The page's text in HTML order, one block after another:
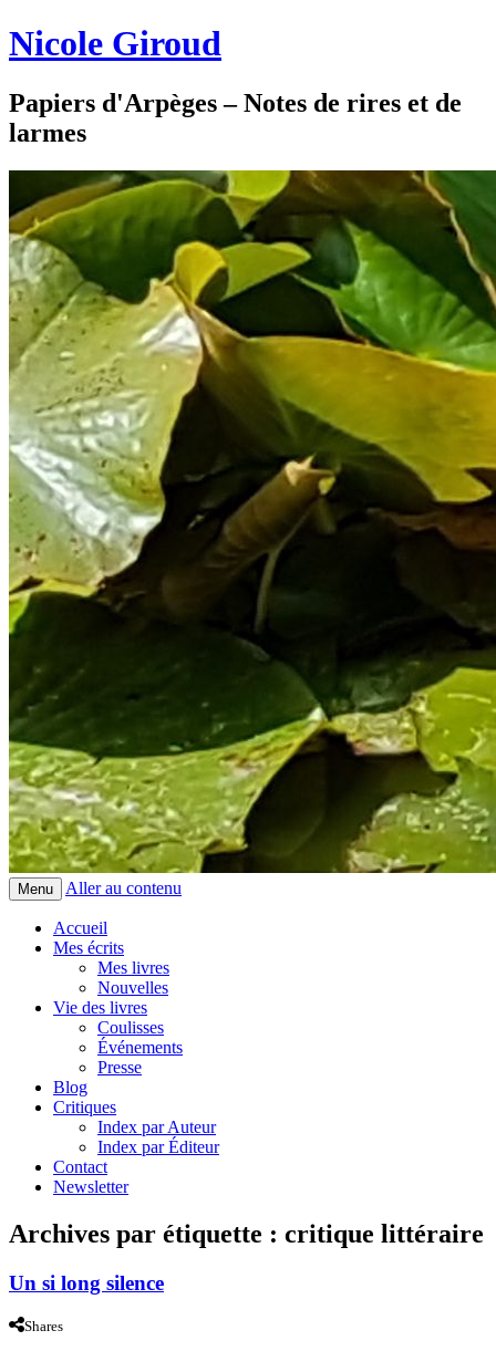
Nicole Giroud
Papiers d'Arpèges – Notes de rires et de
larmes
Menu Aller au contenu
Accueil
Mes écrits
Mes livres
Nouvelles
Vie des livres
Coulisses
Événements
Presse
Blog
Critiques
Index par Auteur
Index par Éditeur
Contact
Newsletter
Archives par étiquette : critique littéraire
Un si long silence
Shares